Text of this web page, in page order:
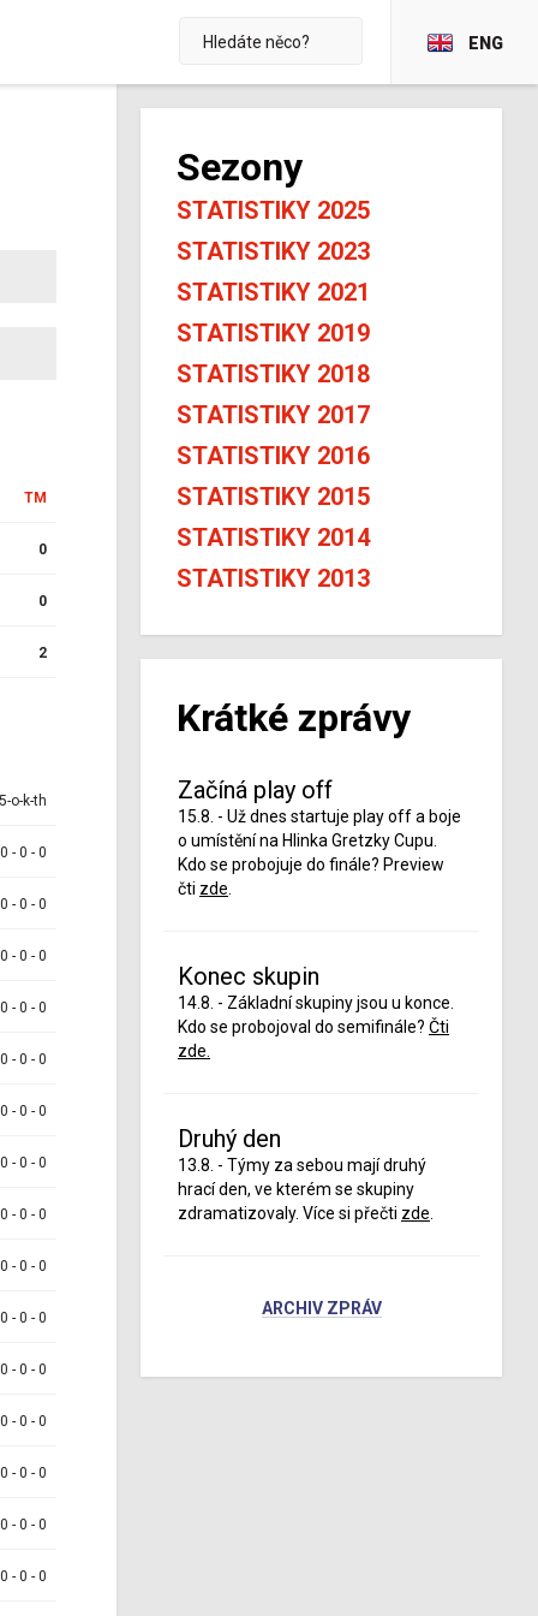
ENG
TM
0
0
2
o-k-th
- 0 - 0
- 0 - 0
- 0 - 0
- 0 - 0
- 0 - 0
- 0 - 0
- 0 - 0
- 0 - 0
- 0 - 0
- 0 - 0
- 0 - 0
- 0 - 0
- 0 - 0
- 0 - 0
- 0 - 0
Sezony
STATISTIKY 2025
STATISTIKY 2023
STATISTIKY 2021
STATISTIKY 2019
STATISTIKY 2018
STATISTIKY 2017
STATISTIKY 2016
STATISTIKY 2015
STATISTIKY 2014
STATISTIKY 2013
Krátké zprávy
Začíná play off
15.8. - Už dnes startuje play off a boje
o umístění na Hlinka Gretzky Cupu.
Kdo se probojuje do finále? Preview
čti zde
Konec skupin
14.8. - Základní skupiny jsou u konce.
Kdo se probojoval do semifinále? Čti
zde.
Druhý den
13.8. - Týmy za sebou mají druhý
hrací den, ve kterém se skupiny
zdramatizovaly. Více si přečti zde
ARCHIV ZPRÁV